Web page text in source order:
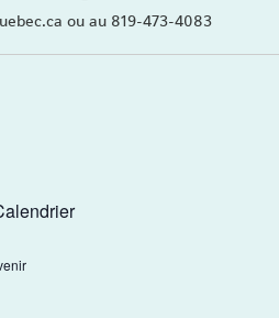
ou au 819-473-4083